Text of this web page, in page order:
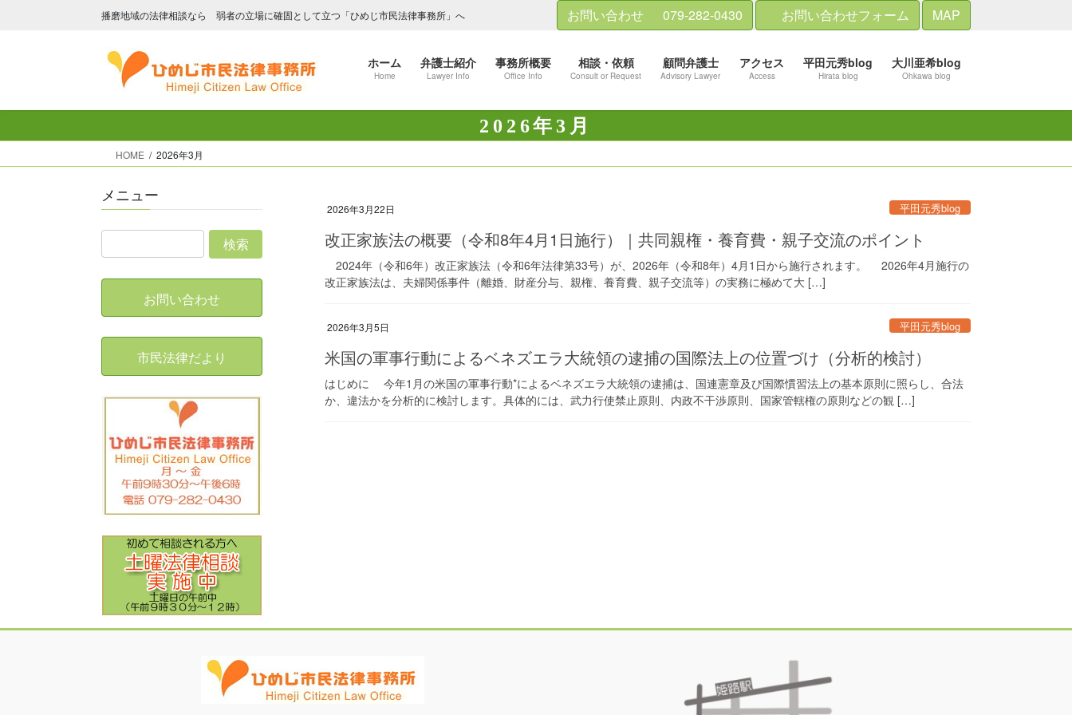
キ
ッ
に
移
播磨地域の法律相談なら 弱者の立場に確固として立つ「ひめじ市民法律事務所」へ お問い合わせ 079-282-0430 お問い合わせフォーム MAP
ホーム
Home
弁護士紹介
Lawyer Info
事務所概要
Office Info
相談・依頼
Consult or Request
顧問弁護士
Advisory Lawyer
アクセス
Access
平田元秀blog
Hirata blog
大川亜希blog
Ohkawa blog
2026年3月
HOME 2026年3月
2026年3月22日 平田元秀blog
改正家族法の概要（令和8年4月1日施行）｜共同親権・養育費・親子交流のポイント
2024年（令和6年）改正家族法（令和6年法律第33号）が、2026年（令和8年）4月1日から施行されます。 2026年4月施行の
改正家族法は、夫婦関係事件（離婚、財産分与、親権、養育費、親子交流等）の実務に極めて大 […]
2026年3月5日 平田元秀blog
米国の軍事行動によるベネズエラ大統領の逮捕の国際法上の位置づけ（分析的検討）
はじめに 今年1月の米国の軍事行動*によるベネズエラ大統領の逮捕は、国連憲章及び国際慣習法上の基本原則に照らし、合法
か、違法かを分析的に検討します。具体的には、武力行使禁止原則、内政不干渉原則、国家管轄権の原則などの観 […]
メニュー
お問い合わせ
市民法律だより